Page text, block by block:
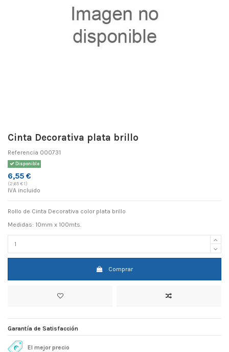
Cinta Decorativa plata brillo
Referencia 000731
Disponible
6,55 €
(2,65 € 1)
IVA incluido
Rollo de Cinta Decorativa color plata brillo
Medidas: 10mm x 100mts.
Comprar
Garantía de Satisfacción
El mejor precio